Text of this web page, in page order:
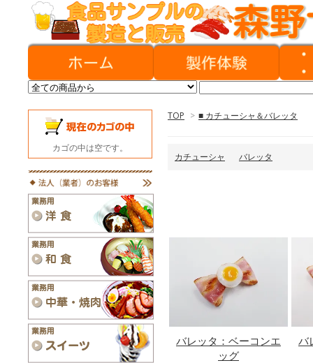
TOP > ■ カチューシャ＆バレッタ
カチューシャ バレッタ
バレッタ：ベーコンエ
ッグ
バ
カゴの中は空です。